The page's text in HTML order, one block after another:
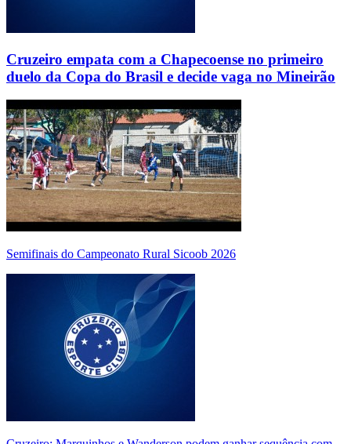
Cruzeiro empata com a Chapecoense no primeiro
duelo da Copa do Brasil e decide vaga no Mineirão
Semifinais do Campeonato Rural Sicoob 2026